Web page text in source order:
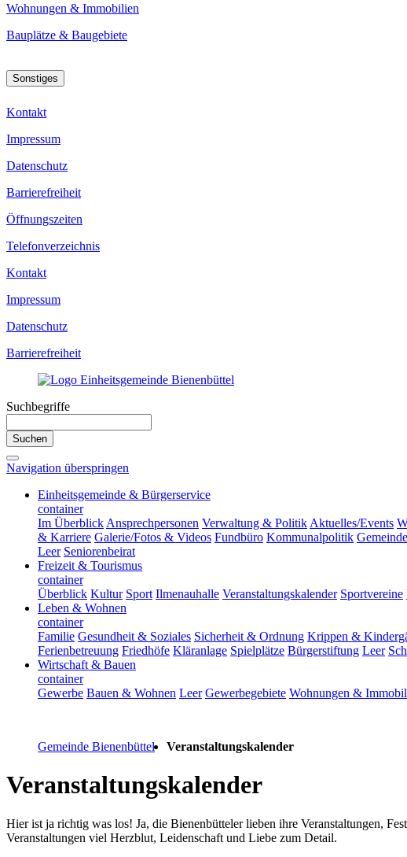
Wohnungen & Immobilien
Bauplätze & Baugebiete
Sonstiges
Kontakt
Impressum
Datenschutz
Barrierefreiheit
Öffnungszeiten
Telefonverzeichnis
Kontakt
Impressum
Datenschutz
Barrierefreiheit
Suchbegriffe
Suchen
Navigation überspringen
Einheitsgemeinde & Bürgerservice
container
Im Überblick Ansprechpersonen Verwaltung & Politik Aktuelles/Events
& Karriere Galerie/Fotos & Videos Fundbüro Kommunalpolitik
Leer Seniorenbeirat
Freizeit & Tourismus
container
Überblick Kultur Sport Ilmenauhalle Veranstaltungskalender Sportvereine
Leben & Wohnen
container
Familie Gesundheit & Soziales Sicherheit & Ordnung Krippen &
Ferienbetreuung Friedhöfe Kläranlage Spielplätze Bürgerstiftung Leer
Wirtschaft & Bauen
container
Gewerbe Bauen & Wohnen Leer Gewerbegebiete Wohnungen &
Gemeinde Bienenbüttel Veranstaltungskalender
Veranstaltungskalender
Hier ist ja richtig was los! Ja, die Bienenbütteler lieben ihre Veranstaltungen,
Veranstaltungen viel Herzblut, Leidenschaft und Liebe zum Detail.